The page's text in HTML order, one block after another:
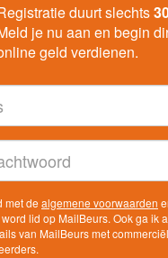
duurt slechts
je nu aan en begin
geld verdienen.
met de algemene voorwaarden
aanbiedingen